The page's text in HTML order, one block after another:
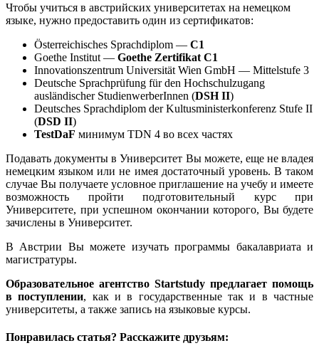
Чтобы учиться в австрийских университетах на немецком
языке, нужно предоставить один из сертификатов:
Österreichisches Sprachdiplom — С1
Goethe Institut — Goethe Zertifikat С1
Innovationszentrum Universität Wien GmbH — Mittelstufe 3
Deutsche Sprachprüfung für den Hochschulzugang
ausländischer StudienwerberInnen (DSH II)
Deutsches Sprachdiplom der Kultusministerkonferenz Stufe II
(DSD II)
TestDaF минимум TDN 4 во всех частях
Подавать документы в Университет Вы можете, еще не владея
немецким языком или не имея достаточный уровень. В таком
случае Вы получаете условное приглашение на учебу и имеете
возможность пройти подготовительный курс при
Университете, при успешном окончании которого, Вы будете
зачислены в Университет.
В Австрии Вы можете изучать программы бакалавриата и
магистратуры.
Образовательное агентство Startstudy предлагает помощь
в поступлении, как и в государственные так и в частные
университеты, а также запись на языковые курсы.
Понравилась статья? Расскажите друзьям: